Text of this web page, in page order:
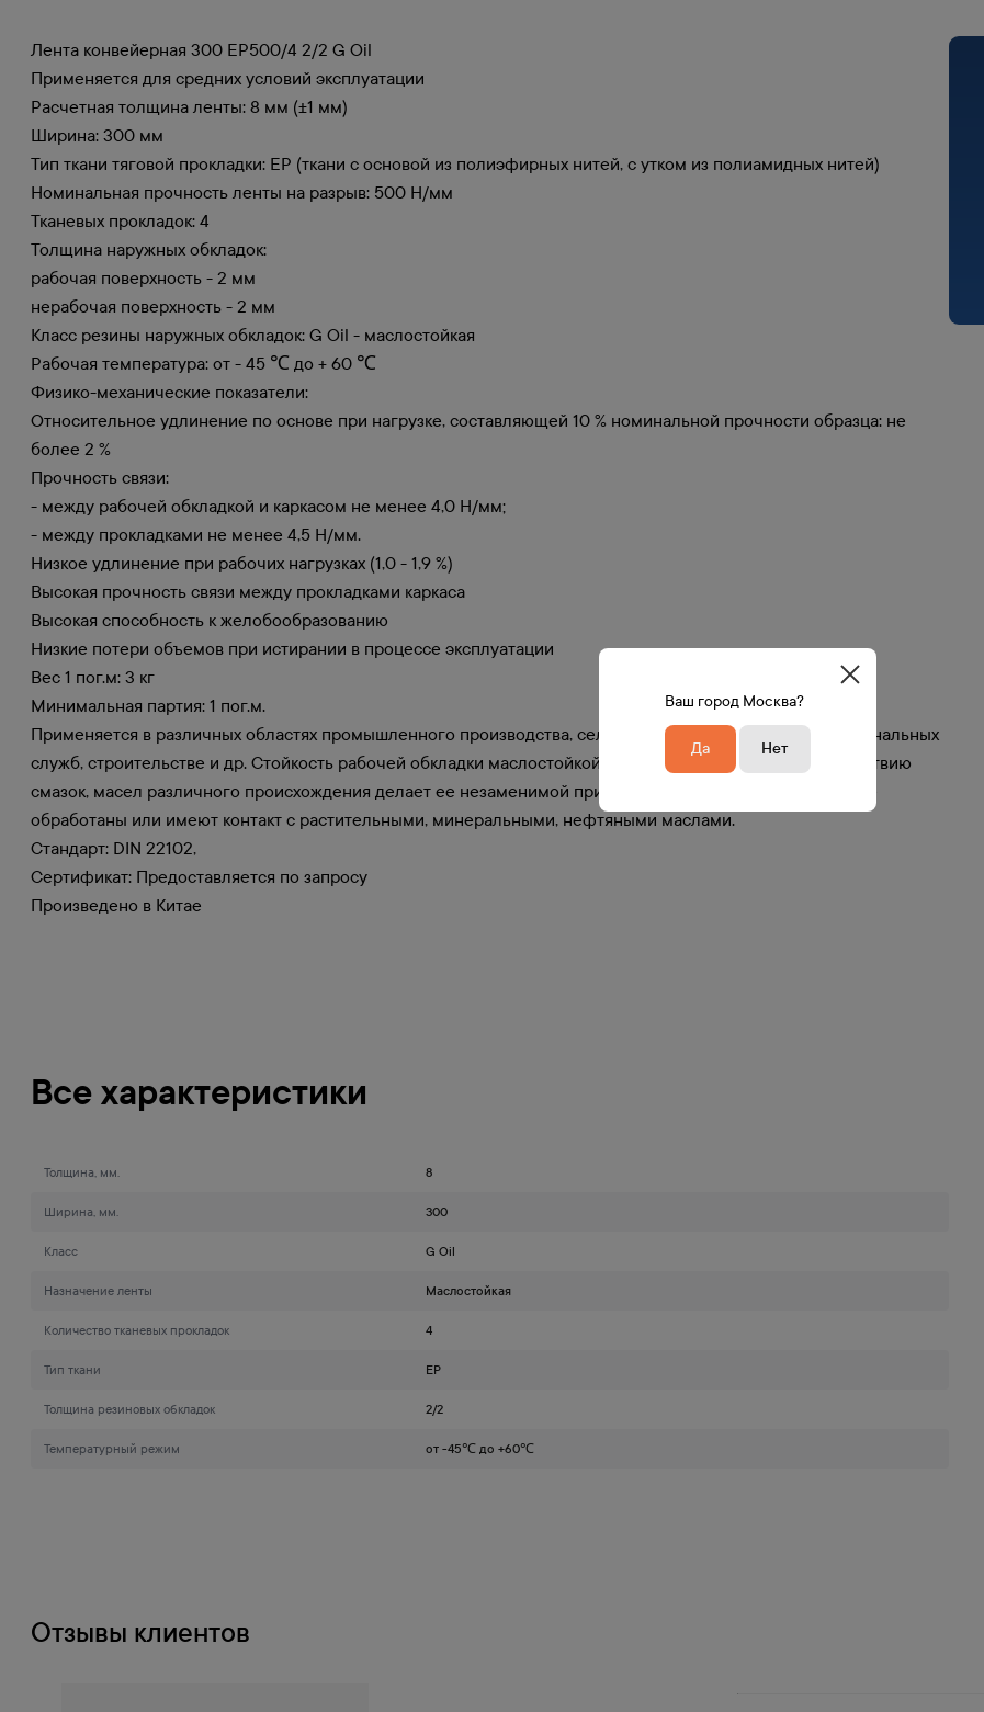
Лента конвейерная 300 EP500/4 2/2 G Oil
Применяется для средних условий эксплуатации
Расчетная толщина ленты: 8 мм (±1 мм)
Ширина: 300 мм
Тип ткани тяговой прокладки: EP (ткани с основой из полиэфирных нитей, с утком из полиамидных нитей)
Номинальная прочность ленты на разрыв: 500 Н/мм
Тканевых прокладок: 4
Толщина наружных обкладок:
рабочая поверхность - 2 мм
нерабочая поверхность - 2 мм
Класс резины наружных обкладок: G Oil - маслостойкая
Рабочая температура: от - 45 ℃ до + 60 ℃
Физико-механические показатели:
Относительное удлинение по основе при нагрузке, составляющей 10 % номинальной прочности образца: не
более 2 %
Прочность связи:
- между рабочей обкладкой и каркасом не менее 4,0 Н/мм;
- между прокладками не менее 4,5 Н/мм.
Низкое удлинение при рабочих нагрузках (1,0 - 1,9 %)
Высокая прочность связи между прокладками каркаса
Высокая способность к желобообразованию
Низкие потери объемов при истирании в процессе эксплуатации
Вес 1 пог.м: 3 кг
Минимальная партия: 1 пог.м.
Применяется в различных областях промышленного производства, сельского хозяйства, в работе коммунальных
служб, строительстве и др. Стойкость рабочей обкладки маслостойкой транспортерной ленты к воздействию
смазок, масел различного происхождения делает ее незаменимой при транспортировке грузов, которые
обработаны или имеют контакт с растительными, минеральными, нефтяными маслами.
Стандарт: DIN 22102,
Сертификат: Предоставляется по запросу
Произведено в Китае
Все характеристики
Толщина, мм. 8
Ширина, мм. 300
Класс G Oil
Назначение ленты Маслостойкая
Количество тканевых прокладок 4
Тип ткани EP
Толщина резиновых обкладок 2/2
Температурный режим от -45℃ до +60℃
Отзывы клиентов
Ваш город Москва?
Да Нет